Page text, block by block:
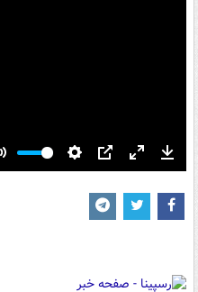
Settings
PIP Enter
fullscreen